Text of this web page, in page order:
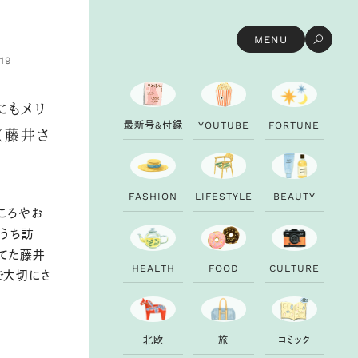
MENU
メリ
藤井さ
ろやお
ち訪
た藤井
大切にさ
最新号&付録 YOUTU B E FORTU N E
FAS H ION LI FESTYLE B EAUTY
H EALTH FOOD CU LTU RE
北欧 旅 コ ミ ック